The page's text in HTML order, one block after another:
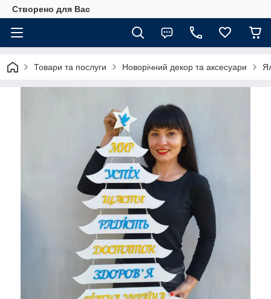
Створено для Вас
Товари та послуги Новорічний декор та аксесуари